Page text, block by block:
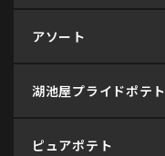
アソート
湖池屋プライドポテト
ピュアポテト